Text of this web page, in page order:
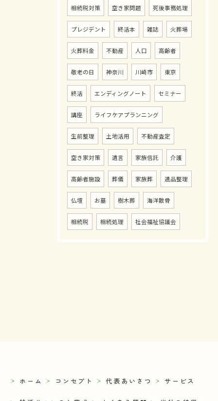
相続税対策 空き家問題 死後事務処理
プレジデント 終活本 雑誌 火葬場
火葬料金 不動産 人口 高齢者
敬老の日 神奈川 川崎市 東京
終活 エンディングノート セミナー
講座 ライフケアプランニング
生前整理 土地活用 不動産査定
空き家対策 遺言 家族信託 介護
高齢者施設 葬儀 家族葬 遺品整理
仏壇 お墓 樹木葬 海洋散骨
相続税 相続処理 社会福祉協議会
ホーム コンセプト 代表あいさつ サービス